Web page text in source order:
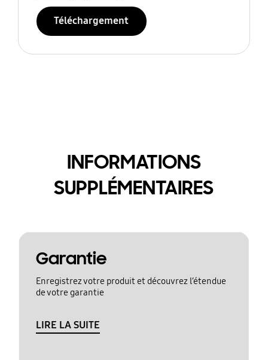
Téléchargement
INFORMATIONS
SUPPLÉMENTAIRES
Garantie
Enregistrez votre produit et découvrez l’étendue
de votre garantie
LIRE LA SUITE